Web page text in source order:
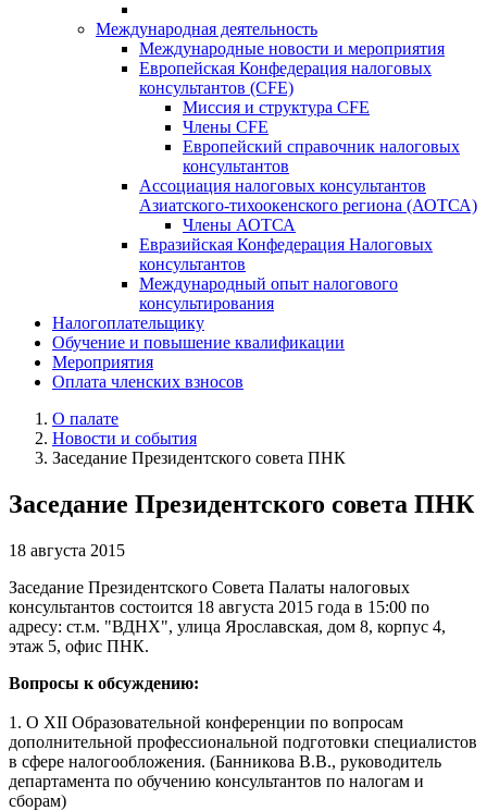
Международная деятельность
Международные новости и мероприятия
Европейская Конфедерация налоговых
консультантов (CFE)
Миссия и структура CFE
Члены CFE
Европейский справочник налоговых
консультантов
Ассоциация налоговых консультантов
Азиатского-тихоокенского региона (АОТСА)
Члены АОТСА
Евразийская Конфедерация Налоговых
консультантов
Международный опыт налогового
консультирования
Налогоплательщику
Обучение и повышение квалификации
Мероприятия
Оплата членских взносов
О палате
Новости и события
Заседание Президентского совета ПНК
Заседание Президентского совета ПНК
18 августа 2015
Заседание Президентского Совета Палаты налоговых
консультантов состоится 18 августа 2015 года в 15:00 по
адресу: ст.м. "ВДНХ", улица Ярославская, дом 8, корпус 4,
этаж 5, офис ПНК.
Вопросы к обсуждению:
1. О XII Образовательной конференции по вопросам
дополнительной профессиональной подготовки специалистов
в сфере налогообложения. (Банникова В.В., руководитель
департамента по обучению консультантов по налогам и
сборам)